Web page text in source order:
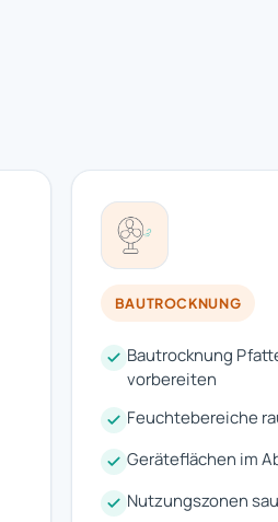
BAUTROCKNUNG
Bautrocknung
vorbereiten
Feuchtebereiche
Geräteflächen im
Nutzungszonen